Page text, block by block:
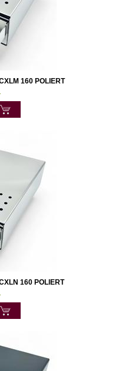
160 POLIERT
160 POLIERT